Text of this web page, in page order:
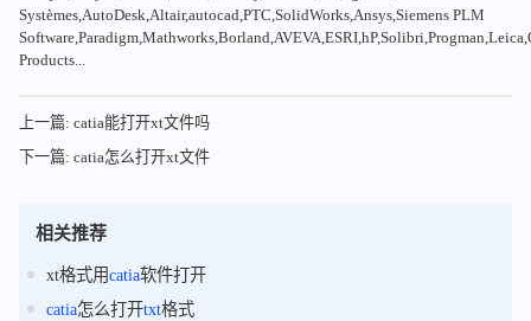
Systèmes,AutoDesk,Altair,autocad,PTC,SolidWorks,Ansys,Siemens PLM
Products...
上一篇: catia能打开xt文件吗
下一篇: catia怎么打开xt文件
相关推荐
xt格式用catia软件打开
catia怎么打开txt格式